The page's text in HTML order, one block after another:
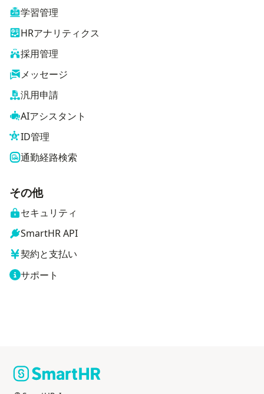
学習管理
HRアナリティクス
採用管理
メッセージ
汎用申請
AIアシスタント
ID管理
通勤経路検索
その他
セキュリティ
SmartHR API
契約と支払い
サポート